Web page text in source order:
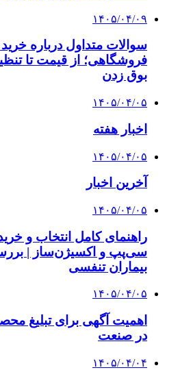
۱۴۰۵/۰۴/۰۹
سوالات متداول درباره
فروشگاهی؛ از قیمت تا
بوق زدن
۱۴۰۵/۰۴/۰۵
اخبار هفته
۱۴۰۵/۰۴/۰۵
آخرین اخبار
۱۴۰۵/۰۴/۰۵
راهنمای کامل انتخاب و
سی‌پپ و اکسیژن‌ساز |
بیماران تنفسی
۱۴۰۵/۰۴/۰۵
اهمیت آگهی برای تبلیغ
در صنعت
۱۴۰۵/۰۴/۰۴